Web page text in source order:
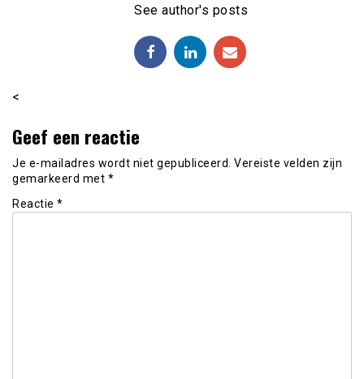
See author's posts
<
Geef een reactie
Je e-mailadres wordt niet gepubliceerd. Vereiste velden zijn
gemarkeerd met *
Reactie *